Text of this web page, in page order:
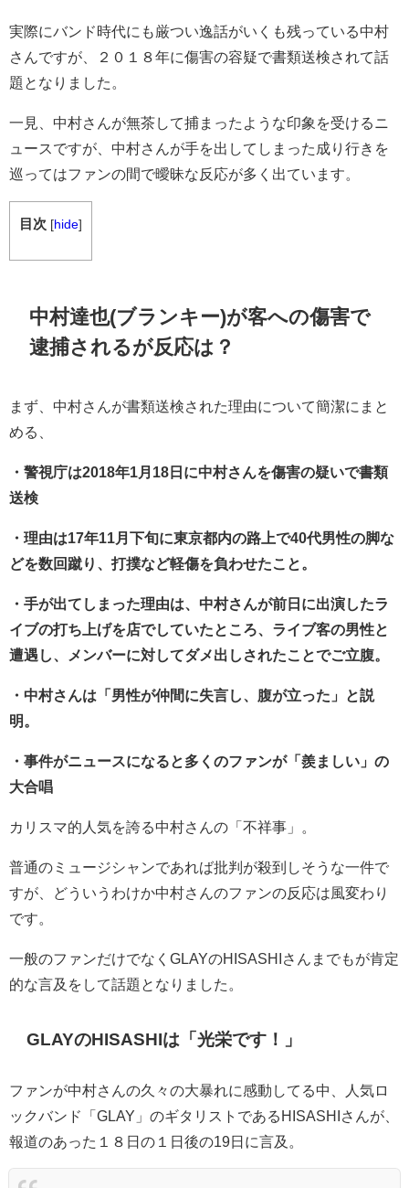
実際にバンド時代にも厳つい逸話がいくも残っている中村
さんですが、２０１８年に傷害の容疑で書類送検されて話
題となりました。
一見、中村さんが無茶して捕まったような印象を受けるニ
ュースですが、中村さんが手を出してしまった成り行きを
巡ってはファンの間で曖昧な反応が多く出ています。
目次 [hide]
中村達也(ブランキー)が客への傷害で
逮捕されるが反応は？
まず、中村さんが書類送検された理由について簡潔にまと
める、
・警視庁は2018年1月18日に中村さんを傷害の疑いで書類
送検
・理由は17年11月下旬に東京都内の路上で40代男性の脚な
どを数回蹴り、打撲など軽傷を負わせたこと。
・手が出てしまった理由は、中村さんが前日に出演したラ
イブの打ち上げを店でしていたところ、ライブ客の男性と
遭遇し、メンバーに対してダメ出しされたことでご立腹。
・中村さんは「男性が仲間に失言し、腹が立った」と説
明。
・事件がニュースになると多くのファンが「羨ましい」の
大合唱
カリスマ的人気を誇る中村さんの「不祥事」。
普通のミュージシャンであれば批判が殺到しそうな一件で
すが、どういうわけか中村さんのファンの反応は風変わり
です。
一般のファンだけでなくGLAYのHISASHIさんまでもが肯定
的な言及をして話題となりました。
GLAYのHISASHIは「光栄です！」
ファンが中村さんの久々の大暴れに感動してる中、人気ロ
ックバンド「GLAY」のギタリストであるHISASHIさんが、
報道のあった１８日の１日後の19日に言及。